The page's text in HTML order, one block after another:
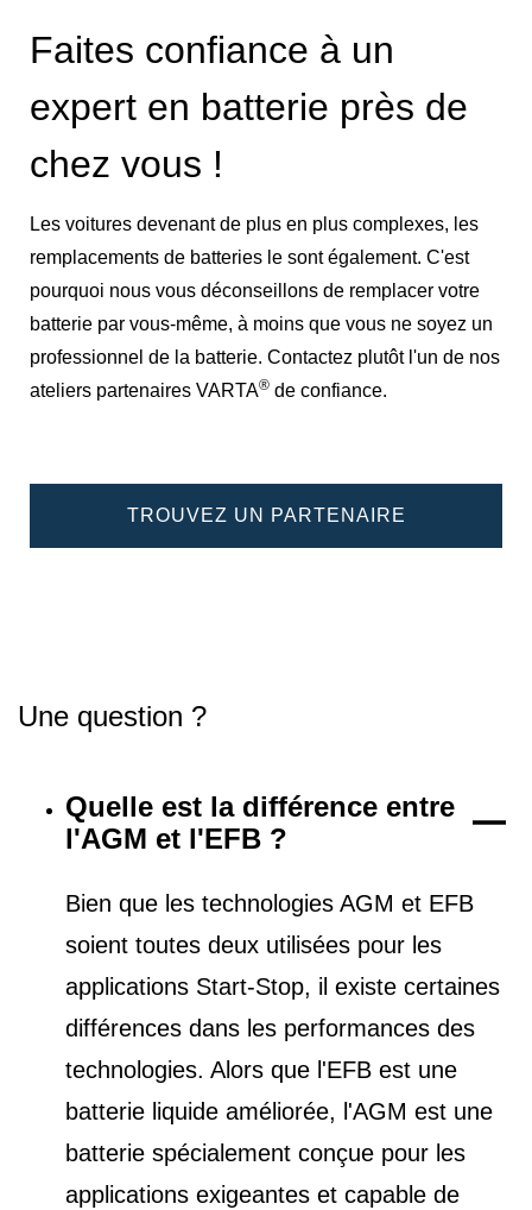
Faites confiance à un
expert en batterie près de
chez vous !
Les voitures devenant de plus en plus complexes, les
remplacements de batteries le sont également. C'est
pourquoi nous vous déconseillons de remplacer votre
batterie par vous-même, à moins que vous ne soyez un
professionnel de la batterie. Contactez plutôt l'un de nos
ateliers partenaires VARTA® de confiance.
TROUVEZ UN PARTENAIRE
Une question ?
Quelle est la différence entre
l'AGM et l'EFB ?
Bien que les technologies AGM et EFB
soient toutes deux utilisées pour les
applications Start-Stop, il existe certaines
différences dans les performances des
technologies. Alors que l'EFB est une
batterie liquide améliorée, l'AGM est une
batterie spécialement conçue pour les
applications exigeantes et capable de